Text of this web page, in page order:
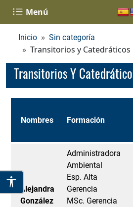
Menú
Inicio Sin categoría
Transitorios y Catedráticos
Transitorios Y
Nombres Formación
Alejandra
González
Administradora
Ambiental
Esp. Alta
Gerencia
MSc. Gerencia